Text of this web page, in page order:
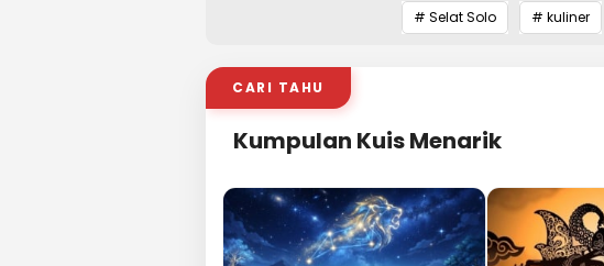
# Selat Solo # kuliner
CARI TAHU
Kumpulan Kuis Menarik